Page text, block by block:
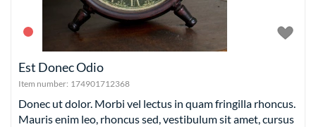
Est Donec Odio
Item number: 174901712368
Donec ut dolor. Morbi vel lectus in quam fringilla rhoncus.
Mauris enim leo, rhoncus sed, vestibulum sit amet, cursus